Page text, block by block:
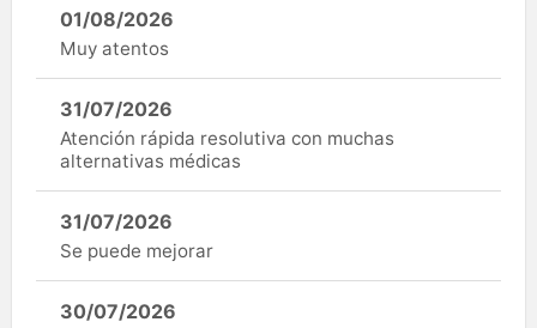
01/08/2026
Muy atentos
31/07/2026
Atención rápida resolutiva con muchas
alternativas médicas
31/07/2026
Se puede mejorar
30/07/2026